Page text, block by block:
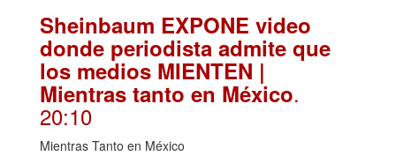
Sheinbaum EXPONE video
donde periodista admite que
los medios MIENTEN |
Mientras tanto en México.
20:10
Mientras Tanto en México